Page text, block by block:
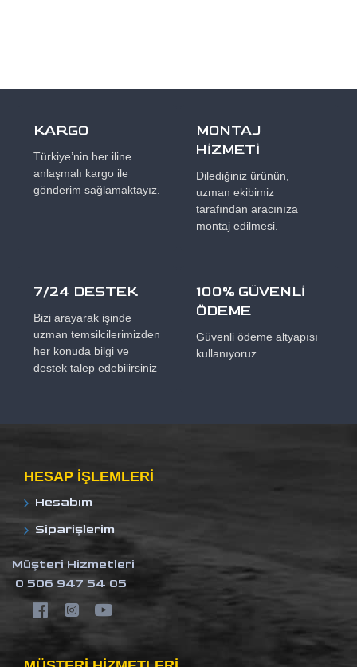
KARGO
Türkiye’nin her iline
anlaşmalı kargo ile
gönderim sağlamaktayız.
MONTAJ
HİZMETİ
Dilediğiniz ürünün,
uzman ekibimiz
tarafından aracınıza
montaj edilmesi.
7/24 DESTEK
Bizi arayarak işinde
uzman temsilcilerimizden
her konuda bilgi ve
destek talep edebilirsiniz
100% GÜVENLİ
ÖDEME
Güvenli ödeme altyapısı
kullanıyoruz.
HESAP IŞLEMLERI
Hesabım
Siparişlerim
Müşteri Hizmetleri
0 506 947 54 05